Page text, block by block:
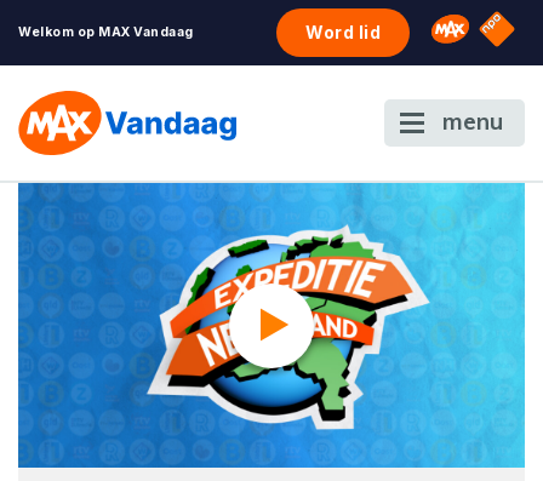
Welkom op MAX Vandaag Word lid Omroep
NPO
menu